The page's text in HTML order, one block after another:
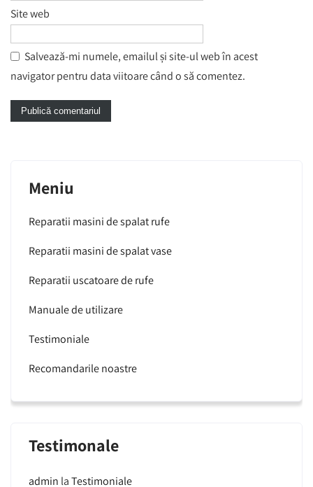
Site web
Salvează-mi numele, emailul și site-ul web în acest
navigator pentru data viitoare când o să comentez.
Meniu
Reparatii masini de spalat rufe
Reparatii masini de spalat vase
Reparatii uscatoare de rufe
Manuale de utilizare
Testimoniale
Recomandarile noastre
Testimonale
admin laTestimoniale